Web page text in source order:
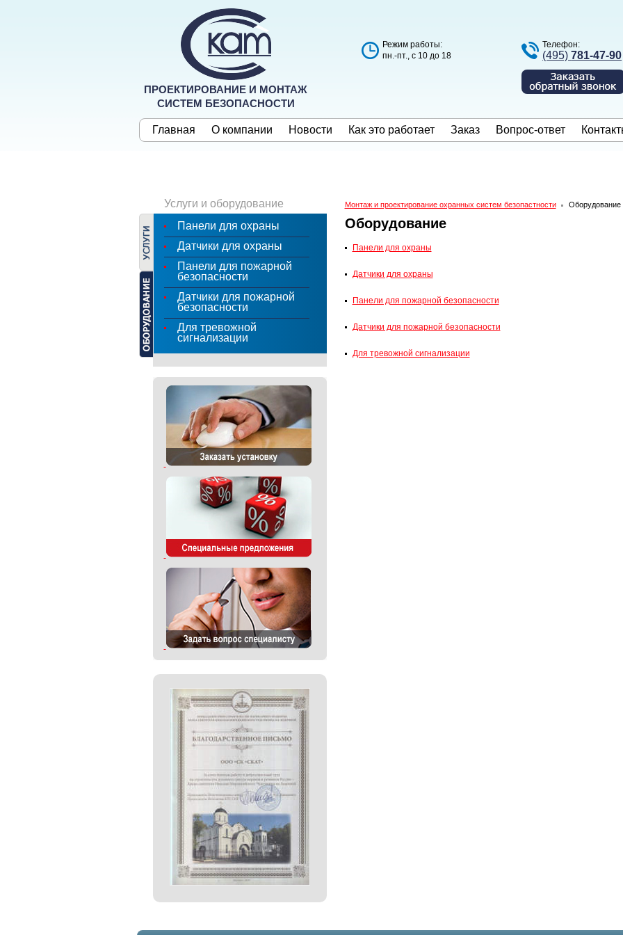
ПРОЕКТИРОВАНИЕ И МОНТАЖ
СИСТЕМ БЕЗОПАСНОСТИ
Режим работы:
пн.-пт., с 10 до 18
Телефон:
(495)781-47-90
Главная О компании Новости Как это работает Заказ Вопрос-ответ
Услуги и оборудование
Панели для охраны
Датчики для охраны
Панели для пожарной
безопасности
Датчики для пожарной
безопасности
Для тревожной
сигнализации
Монтаж и проектирование охранных систем безопастности Оборудование
Оборудование
Панели для охраны
Датчики для охраны
Панели для пожарной безопасности
Датчики для пожарной безопасности
Для тревожной сигнализации